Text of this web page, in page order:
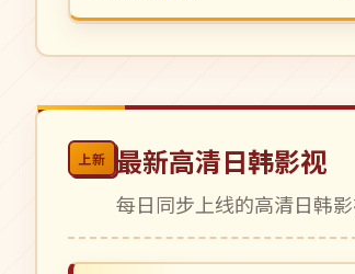
上新 最新高清日韩影视
每日同步上线的高清日韩
4K